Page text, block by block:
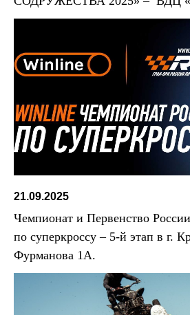
21.09.2025
Чемпионат и Первенство
по суперкроссу – 5-й этап в г.
Фурманова 1А.